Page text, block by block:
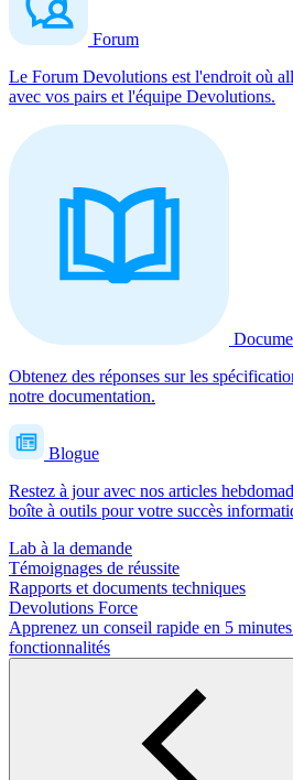
Forum
Le Forum Devolutions est l'endroit où
avec vos pairs et l'équipe Devolutions.
Obtenez des réponses sur les
notre documentation.
Blogue
Restez à jour avec nos articles
boîte à outils pour votre succès
Lab à la demande
Témoignages de réussite
Rapports et documents techniques
Devolutions Force
Apprenez un conseil rapide en 5
fonctionnalités